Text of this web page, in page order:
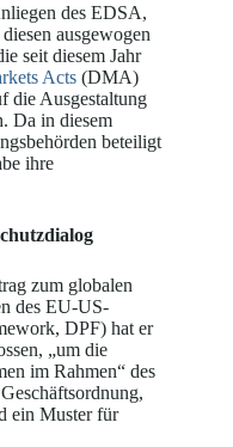
des EDSA,
ausgewogen
seit diesem Jahr
Acts (DMA)
die Ausgestaltung
Da in diesem
beteiligt
ihre
zum globalen
des EU-US-
DPF) hat er
„um die
im Rahmen“ des
ein Muster für